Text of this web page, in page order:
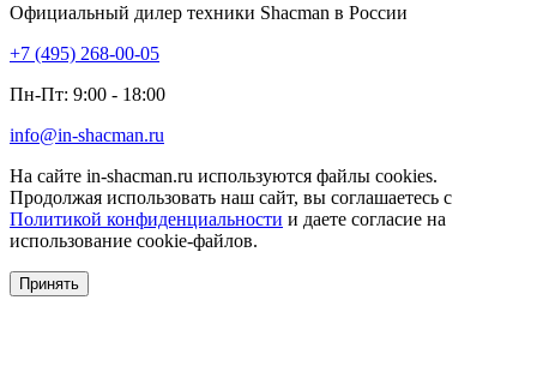
Официальный дилер техники Shacman в России
+7 (495) 268-00-05
Пн-Пт: 9:00 - 18:00
info@in-shacman.ru
На сайте in-shacman.ru используются файлы cookies.
Продолжая использовать наш сайт, вы соглашаетесь с
Политикой конфиденциальности и даете согласие на
использование cookie-файлов.
Принять